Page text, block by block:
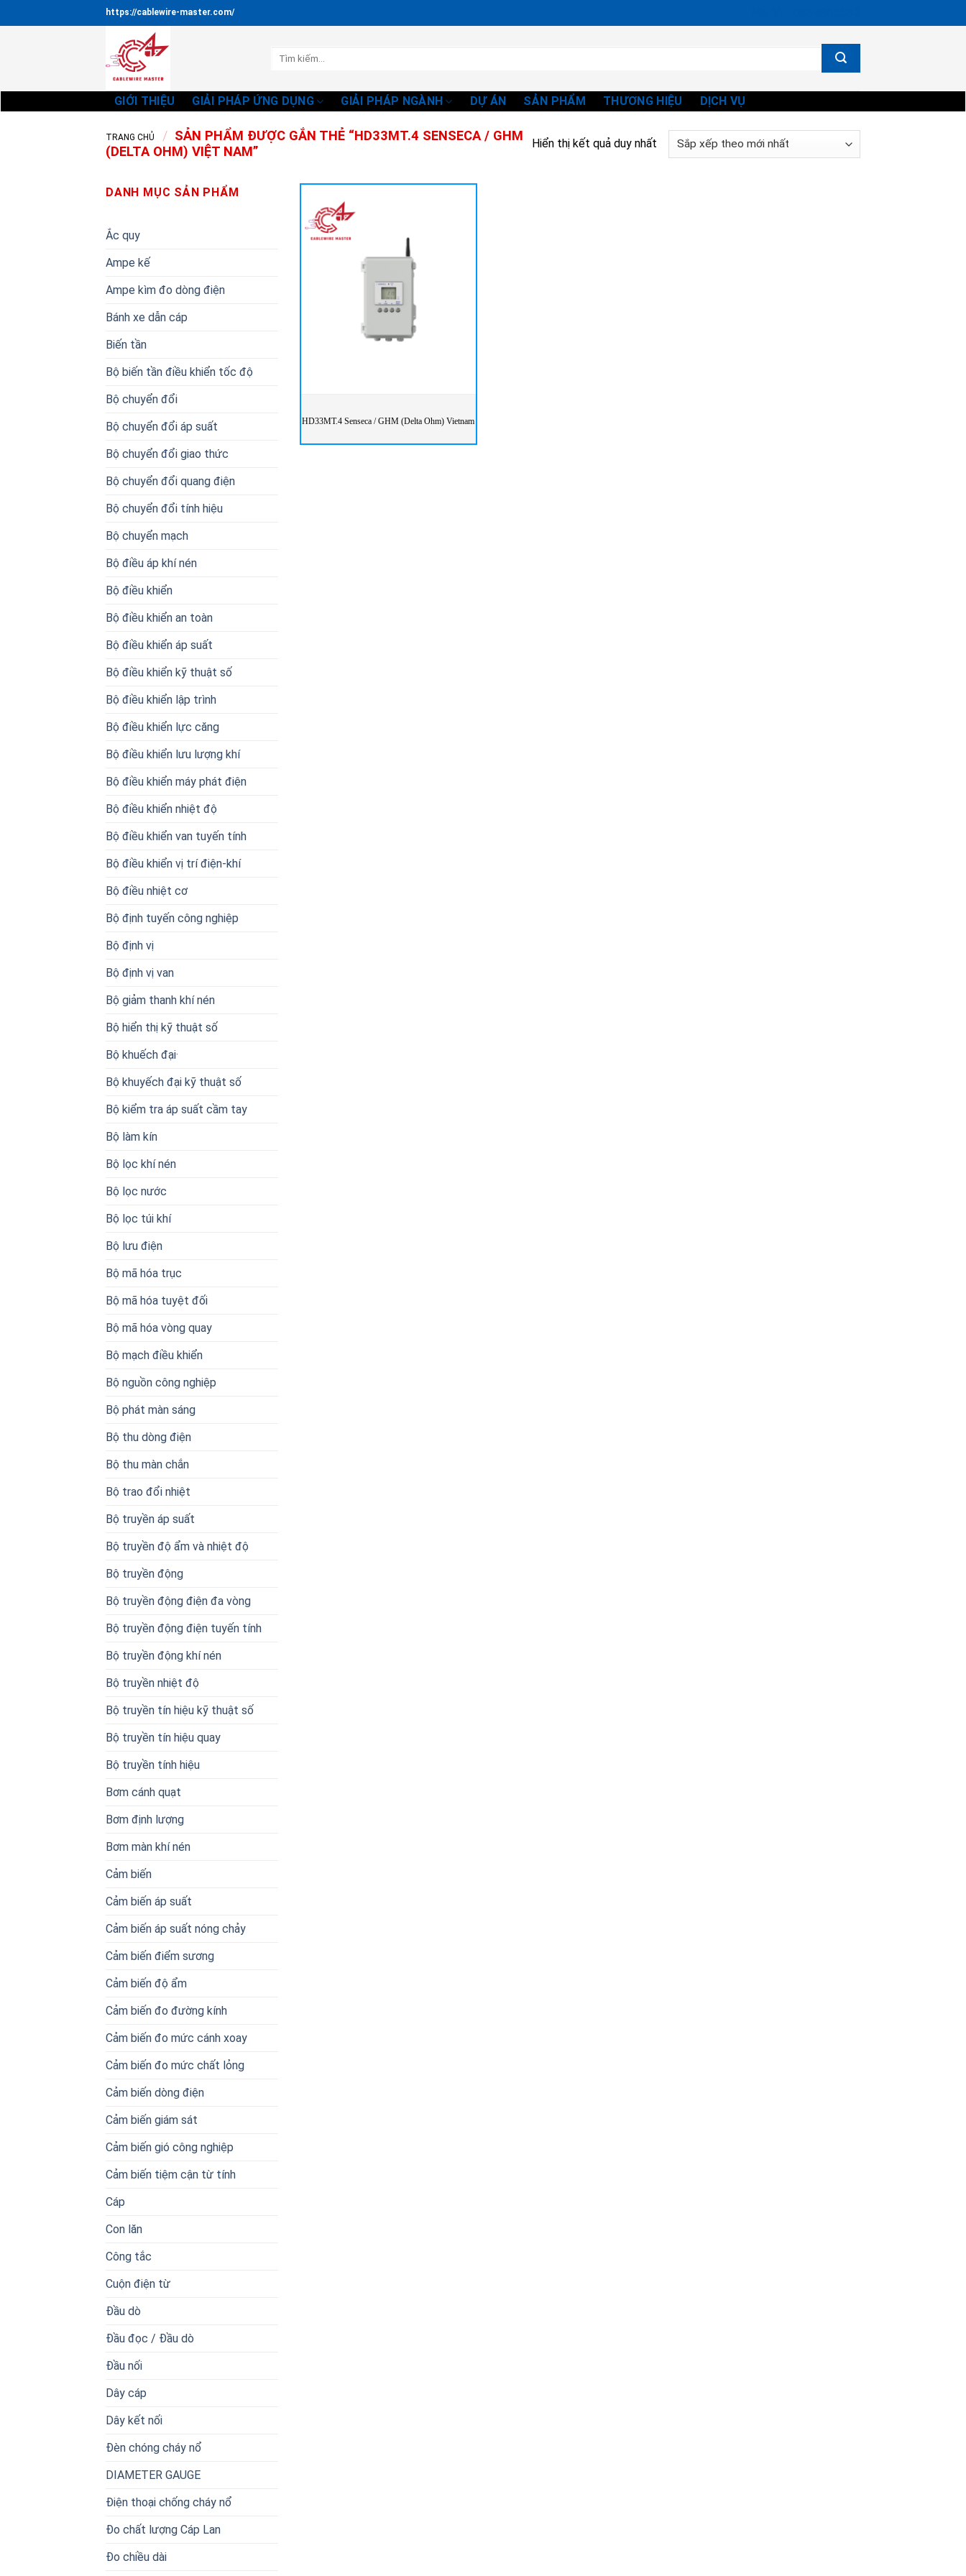
qua
https://cablewire-master.com/
GIỚI THIỆU GIẢI PHÁP ỨNG DỤNG GIẢI PHÁP NGÀNH DỰ ÁN SẢN PHẨM THƯƠNG HIỆU DỊCH VỤ
TRANG CHỦ / SẢN PHẨM ĐƯỢC GẮN THẺ “HD33MT.4 SENSECA / GHM
(DELTA OHM) VIỆT NAM”
Hiển thị kết quả duy nhất
DANH MỤC SẢN PHẨM
Ắc quy
Ampe kế
Ampe kìm đo dòng điện
Bánh xe dẫn cáp
Biến tần
Bộ biến tần điều khiển tốc độ
Bộ chuyển đổi
Bộ chuyển đổi áp suất
Bộ chuyển đổi giao thức
Bộ chuyển đổi quang điện
Bộ chuyển đổi tính hiệu
Bộ chuyển mạch
Bộ điều áp khí nén
Bộ điều khiển
Bộ điều khiển an toàn
Bộ điều khiển áp suất
Bộ điều khiển kỹ thuật số
Bộ điều khiển lập trình
Bộ điều khiển lực căng
Bộ điều khiển lưu lượng khí
Bộ điều khiển máy phát điện
Bộ điều khiển nhiệt độ
Bộ điều khiển van tuyến tính
Bộ điều khiển vị trí điện-khí
Bộ điều nhiệt cơ
Bộ định tuyến công nghiệp
Bộ định vị
Bộ định vị van
Bộ giảm thanh khí nén
Bộ hiển thị kỹ thuật số
Bộ khuếch đại·
Bộ khuyếch đại kỹ thuật số
Bộ kiểm tra áp suất cầm tay
Bộ làm kín
Bộ lọc khí nén
Bộ lọc nước
Bộ lọc túi khí
Bộ lưu điện
Bộ mã hóa trục
Bộ mã hóa tuyệt đối
Bộ mã hóa vòng quay
Bộ mạch điều khiển
Bộ nguồn công nghiệp
Bộ phát màn sáng
Bộ thu dòng điện
Bộ thu màn chắn
Bộ trao đổi nhiệt
Bộ truyền áp suất
Bộ truyền độ ẩm và nhiệt độ
Bộ truyền động
Bộ truyền động điện đa vòng
Bộ truyền động điện tuyến tính
Bộ truyền động khí nén
Bộ truyền nhiệt độ
Bộ truyền tín hiệu kỹ thuật số
Bộ truyền tín hiệu quay
Bộ truyền tính hiệu
Bơm cánh quạt
Bơm định lượng
Bơm màn khí nén
Cảm biến
Cảm biến áp suất
Cảm biến áp suất nóng chảy
Cảm biến điểm sương
Cảm biến độ ẩm
Cảm biến đo đường kính
Cảm biến đo mức cánh xoay
Cảm biến đo mức chất lỏng
Cảm biến dòng điện
Cảm biến giám sát
Cảm biến gió công nghiệp
Cảm biến tiệm cận từ tính
Cáp
Con lăn
Công tắc
Cuộn điện từ
Đầu dò
Đầu đọc / Đầu dò
Đầu nối
Dây cáp
Dây kết nối
Đèn chóng cháy nổ
DIAMETER GAUGE
Điện thoại chống cháy nổ
Đo chất lượng Cáp Lan
Đo chiều dài
HD33MT.4 Senseca / GHM (Delta Ohm) Vietnam